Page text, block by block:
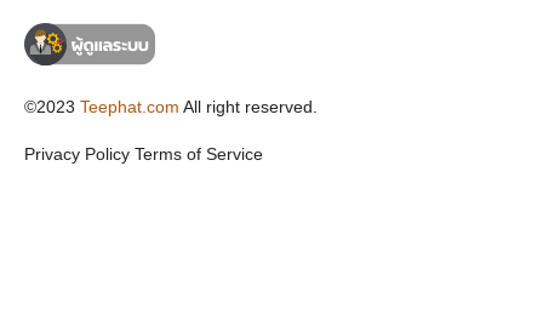
©2023 Teephat.com All right reserved.
Privacy Policy Terms of Service